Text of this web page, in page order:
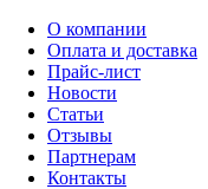
О компании
Оплата и доставка
Прайс-лист
Новости
Статьи
Отзывы
Партнерам
Контакты